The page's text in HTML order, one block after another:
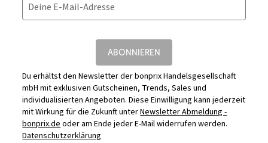
Deine E-Mail-Adresse
ABONNIEREN
Du erhältst den Newsletter der bonprix Handelsgesellschaft
mbH mit exklusiven Gutscheinen, Trends, Sales und
individualisierten Angeboten. Diese Einwilligung kann jederzeit
mit Wirkung für die Zukunft unterNewsletter Abmeldung -
bonprix.deoder am Ende jeder E-Mail widerrufen werden.
Datenschutzerklärung